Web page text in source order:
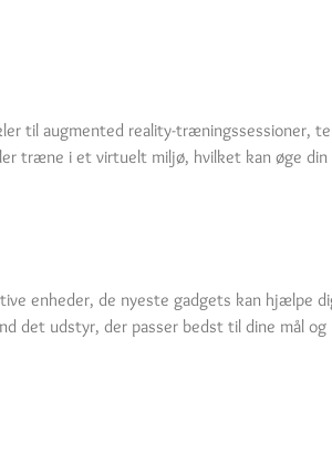
til augmented reality-træningssessioner,
træne i et virtuelt miljø, hvilket kan øge
enheder, de nyeste gadgets kan hjælpe
det udstyr, der passer bedst til dine mål og